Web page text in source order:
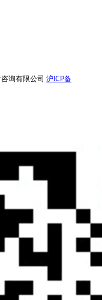
询有限公司 沪ICP备